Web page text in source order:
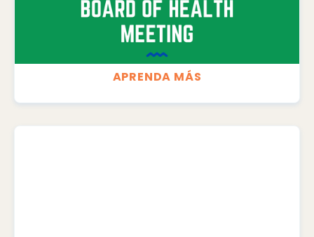
Departamento de Salud del Condado
de Metcalfe
APRENDA MÁS